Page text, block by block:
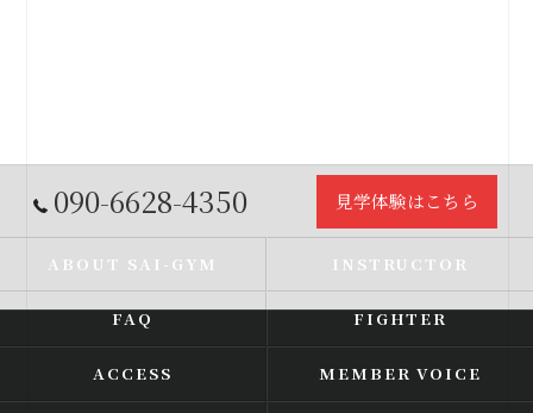
090-6628-4350 見学体験はこちら
ABOUT SAI-GYM INSTRUCTOR
FAQ FIGHTER
ACCESS MEMBER VOICE